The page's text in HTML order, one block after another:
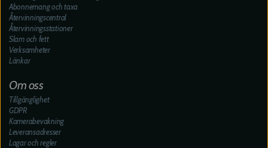
Abonnemang och taxa
Återvinningscentral
Återvinningsstationer
Slam och fett
Verksamheter
Länkar
Om oss
Tillgänglighet
GDPR
Kamerabevakning
Leveransadresser
Lagar och regler